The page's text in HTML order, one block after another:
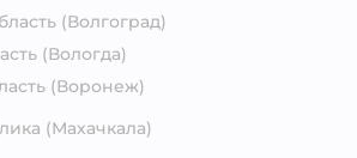
(Волгоград)
(Вологда)
(Воронеж)
(Махачкала)